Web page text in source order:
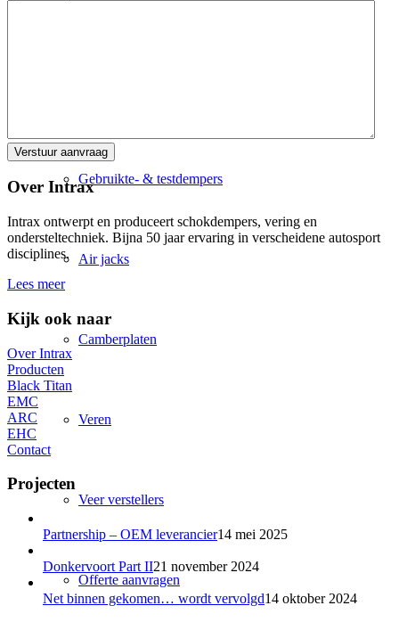
Gebruikte- & testdempers
Air jacks
Camberplaten
Veren
Veer verstellers
Offerte aanvragen
Over Intrax
Intrax ontwerpt en produceert schokdempers, vering en
ondersteltechniek. Bijna 50 jaar ervaring in verscheidene autosport
disciplines.
Lees meer
Kijk ook naar
Over Intrax
Producten
Black Titan
EMC
ARC
EHC
Contact
Projecten
Partnership – OEM leverancier14 mei 2025
Donkervoort Part II21 november 2024
Net binnen gekomen… wordt vervolgd14 oktober 2024